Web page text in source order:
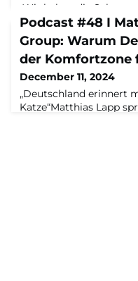
„Wir haben die
stark zu spüren
über seine Nachfolge
die Schwierigkeiten
Edding zu einem
Wirtschaftens machen
Aus dem
Geschäftsführer des
Redakteurin Katja M
Podcast #48 I
Group: Warum
der Komfortzone
December 11, 2024
„Deutschland erinnert
Katze“Matthias Lapp